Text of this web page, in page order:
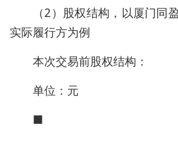
（2）股权结构，以厦门同
实际履行方为例
本次交易前股权结构：
单位：元
■